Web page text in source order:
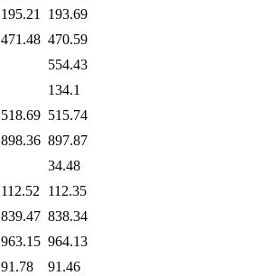
195.21
193.69
471.48 470.59
554.43
134.1
518.69 515.74
898.36 897.87
34.48
112.52
112.35
839.47 838.34
963.15 964.13
91.78
91.46